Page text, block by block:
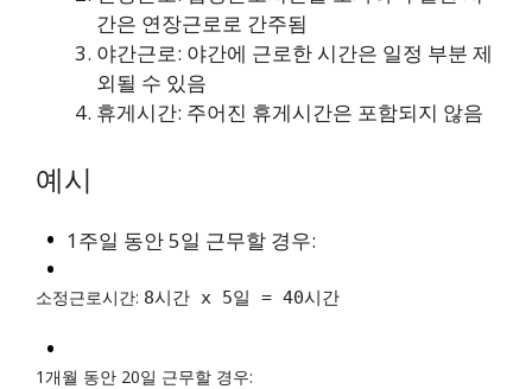
간은 연장근로로 간주됨
야간근로: 야간에 근로한 시간은 일정 부분 제
외될 수 있음
휴게시간: 주어진 휴게시간은 포함되지 않음
예시
1주일 동안 5일 근무할 경우:
소정근로시간: 8시간 x 5일 = 40시간
1개월 동안 20일 근무할 경우: